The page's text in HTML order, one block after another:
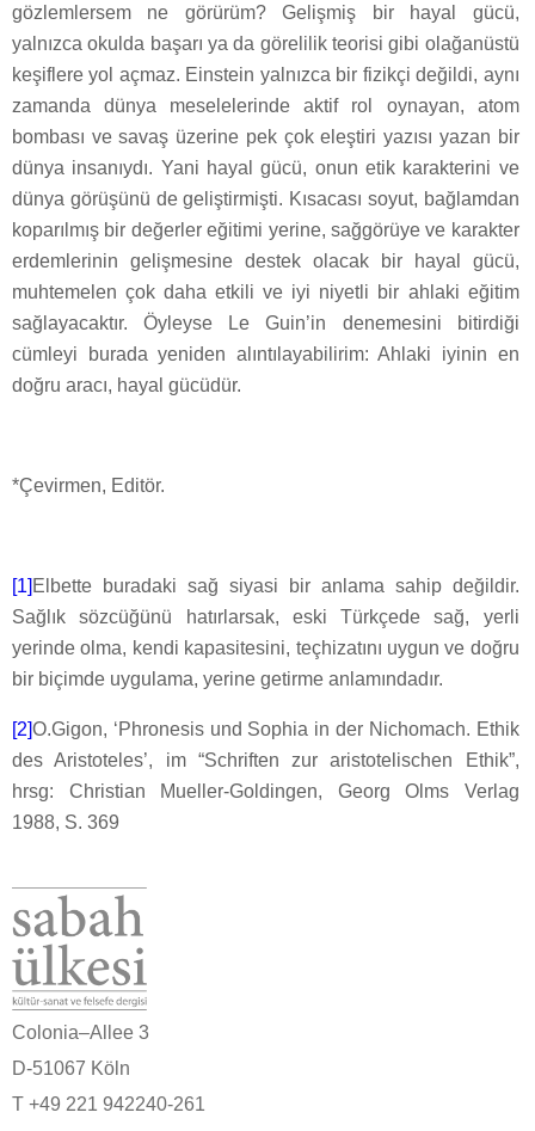
gözlemlersem ne görürüm? Gelişmiş bir hayal gücü,
yalnızca okulda başarı ya da görelilik teorisi gibi olağanüstü
keşiflere yol açmaz. Einstein yalnızca bir fizikçi değildi, aynı
zamanda dünya meselelerinde aktif rol oynayan, atom
bombası ve savaş üzerine pek çok eleştiri yazısı yazan bir
dünya insanıydı. Yani hayal gücü, onun etik karakterini ve
dünya görüşünü de geliştirmişti. Kısacası soyut, bağlamdan
koparılmış bir değerler eğitimi yerine, sağgörüye ve karakter
erdemlerinin gelişmesine destek olacak bir hayal gücü,
muhtemelen çok daha etkili ve iyi niyetli bir ahlaki eğitim
sağlayacaktır. Öyleyse Le Guin’in denemesini bitirdiği
cümleyi burada yeniden alıntılayabilirim: Ahlaki iyinin en
doğru aracı, hayal gücüdür.
*Çevirmen, Editör.
[1] Elbette buradaki sağ siyasi bir anlama sahip değildir.
Sağlık sözcüğünü hatırlarsak, eski Türkçede sağ, yerli
yerinde olma, kendi kapasitesini, teçhizatını uygun ve doğru
bir biçimde uygulama, yerine getirme anlamındadır.
[2]O.Gigon, ‘Phronesis und Sophia in der Nichomach. Ethik
des Aristoteles’, im “Schriften zur aristotelischen Ethik”,
hrsg: Christian Mueller-Goldingen, Georg Olms Verlag
1988, S. 369
Colonia–Allee 3
D-51067 Köln
T +49 221 942240-261